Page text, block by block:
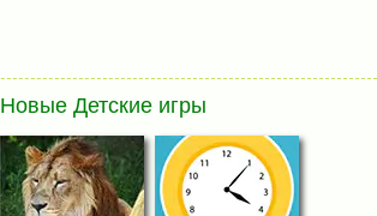
Новые Детские игры